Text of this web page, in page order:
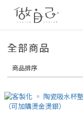
全部商品
商品排序